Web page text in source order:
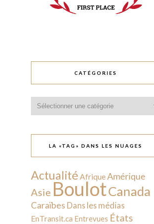
CATÉGORIES
LA «TAG» DANS LES NUAGES
Actualité AfriqueAmérique
Asie BoulotCanada
Caraïbes Dans les médias
EnTransit.ca Entrevues États